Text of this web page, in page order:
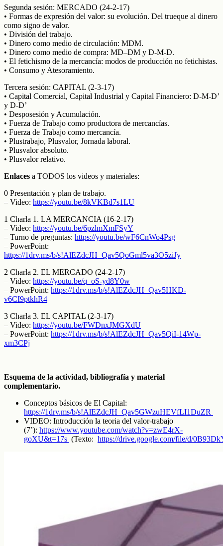
Segunda sesión: MERCADO (24-2-17)
• Formas de expresión del valor: su evolución. Del trueque al dinero
como signo de valor.
• División del trabajo.
• Dinero como medio de circulación: MDM.
• Dinero como medio de compra: MD–DM y D-M-D.
• El fetichismo de la mercancía: modos de producción no fetichistas.
• Consumo y Atesoramiento.
Tercera sesión: CAPITAL (2-3-17)
• Capital Comercial, Capital Industrial y Capital Financiero: D-M-D’
y D-D’
• Desposesión y Acumulación.
• Fuerza de Trabajo como productora de mercancías.
• Fuerza de Trabajo como mercancía.
• Plustrabajo, Plusvalor, Jornada laboral.
• Plusvalor absoluto.
• Plusvalor relativo.
Enlaces a TODOS los videos y materiales:
0 Presentación y plan de trabajo.
– Video: https://youtu.be/8kVKBd7s1LU
1 Charla 1. LA MERCANCIA (16-2-17)
– Video: https://youtu.be/6pzlmXmFSyY
– Turno de preguntas: https://youtu.be/wF6CnWo4Psg
– PowerPoint:
https://1drv.ms/b/s!AlEZdcJH_Qav5QoGml5va3O5ziJy
2 Charla 2. EL MERCADO (24-2-17)
– Video: https://youtu.be/q_oS-yd8Y0w
– PowerPoint: https://1drv.ms/b/s!AlEZdcJH_Qav5HKD-
v6CI9ptkhR4
3 Charla 3. EL CAPITAL (2-3-17)
– Video: https://youtu.be/FWDnxJMGXdU
– PowerPoint: https://1drv.ms/b/s!AlEZdcJH_Qav5QiI-14Wp-
xm3CPj
Esquema de la actividad, bibliografía y material
complementario.
Conceptos básicos de El Capital:
https://1drv.ms/b/s!AlEZdcJH_Qav5GWzuHEVfLI1DuZR
VIDEO: Introducción la teoria del valor-trabajo
(7’): https://www.youtube.com/watch?v=zwE4rX-
goXU&t=17s (Texto: https://drive.google.com/file/d/